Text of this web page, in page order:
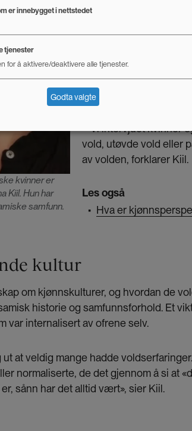
kvinner er
Kiil. Hun har
samfunn.
i et kystområde i Nord-
dybdeintervjuer med
kom fra andre
kartlegge forståelser
nære relasjoner og
samfunn.
– Vi intervjuet kvinner
vold, utøvde vold eller
av volden, forklarer Kiil.
Les også
▪ Hva er
kultur
om kjønnskulturer, og hvordan de
historie og samfunnsforhold. Et
var internalisert av ofrene selv.
at veldig mange hadde
normaliserte, de det gjennom å si at
sånn har det alltid vært», sier Kiil.
er innebygget i nettstedet
tjenester
for å aktivere/deaktivere alle tjenester.
Godta valgte